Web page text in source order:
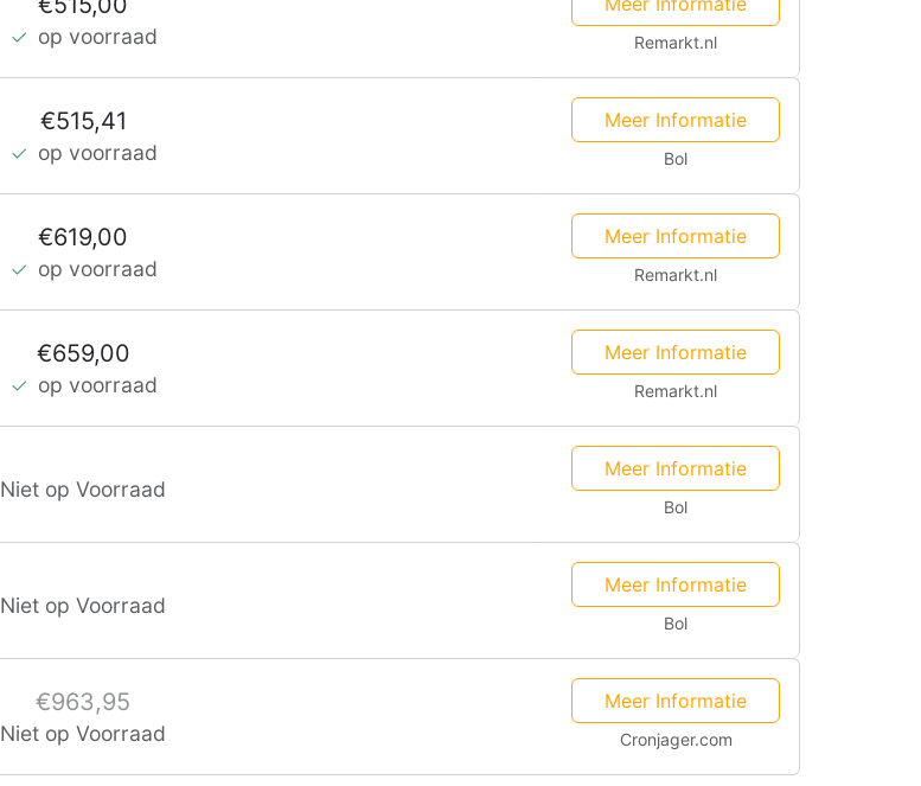
op voorraad Remarkt.nl
€515,41
op voorraad
Meer Informatie
Bol
€619,00
op voorraad
Meer Informatie
Remarkt.nl
€659,00
op voorraad
Meer Informatie
Remarkt.nl
Niet op Voorraad
Meer Informatie
Bol
Niet op Voorraad
Meer Informatie
Bol
€963,95
Niet op Voorraad
Meer Informatie
Cronjager.com